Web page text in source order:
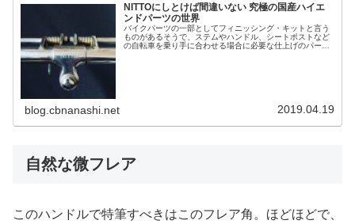
NITTOにしとけば間違いない 究極の国産ハイエ
ンドパーツの世界
バイクパーツの一部としてフィニッシング・キットと言う
ものがあるそうで、ステムやハンドル、シートポストなど
の自転車を乗り手に合わせる場合に必要な仕上げのパーツ
blog.cbnanashi.net 2019.04.19
自然な微フレア
このハンドルで特筆すべきはこのフレア角。ほどほどで、